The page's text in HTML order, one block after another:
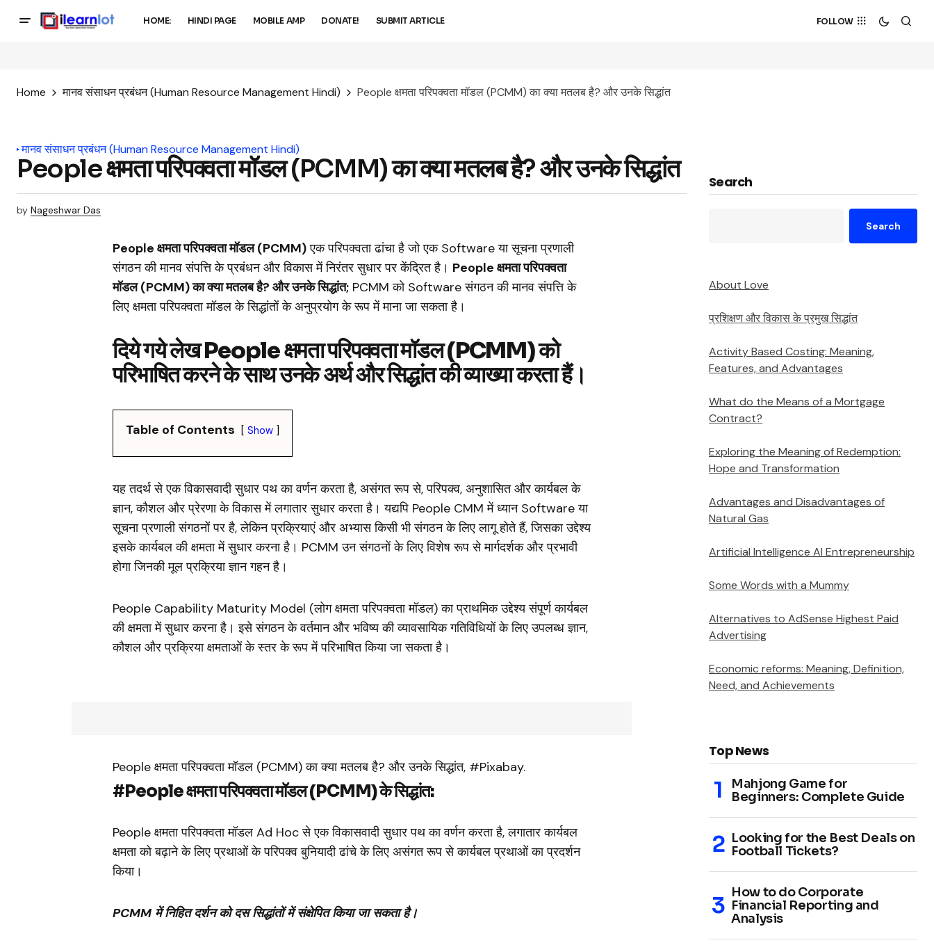
HOME: HINDI PAGE MOBILE AMP DONATE! SUBMIT ARTICLE FOLLOW
Home मानव संसाधन प्रबंधन (Human Resource Management Hindi) People क्षमता परिपक्वता मॉडल (PCMM) का क्या मतलब है? और उनके सिद्धांत
मानव संसाधन प्रबंधन (Human Resource Management Hindi)
People क्षमता परिपक्वता मॉडल (PCMM) का क्या मतलब है? और उनके सिद्धांत
by Nageshwar Das
People क्षमता परिपक्वता मॉडल (PCMM)एक परिपक्वता ढांचा है जो एक Software या सूचना प्रणाली
संगठन की मानव संपत्ति के प्रबंधन और विकास में निरंतर सुधार पर केंद्रित है। People क्षमता परिपक्वता
मॉडल (PCMM) का क्या मतलब है? और उनके सिद्धांत; PCMM को Software संगठन की मानव संपत्ति के
लिए क्षमता परिपक्वता मॉडल के सिद्धांतों के अनुप्रयोग के रूप में माना जा सकता है।
दिये गये लेख People क्षमता परिपक्वता मॉडल (PCMM) को
परिभाषित करने के साथ उनके अर्थ और सिद्धांत की व्याख्या करता हैं।
Table of Contents Show
यह तदर्थ से एक विकासवादी सुधार पथ का वर्णन करता है, असंगत रूप से, परिपक्व, अनुशासित और कार्यबल के
ज्ञान, कौशल और प्रेरणा के विकास में लगातार सुधार करता है। यद्यपि People CMM में ध्यान Software या
सूचना प्रणाली संगठनों पर है, लेकिन प्रक्रियाएं और अभ्यास किसी भी संगठन के लिए लागू होते हैं, जिसका उद्देश्य
इसके कार्यबल की क्षमता में सुधार करना है। PCMM उन संगठनों के लिए विशेष रूप से मार्गदर्शक और प्रभावी
होगा जिनकी मूल प्रक्रिया ज्ञान गहन है।
People Capability Maturity Model (लोग क्षमता परिपक्वता मॉडल) का प्राथमिक उद्देश्य संपूर्ण कार्यबल
की क्षमता में सुधार करना है। इसे संगठन के वर्तमान और भविष्य की व्यावसायिक गतिविधियों के लिए उपलब्ध ज्ञान,
कौशल और प्रक्रिया क्षमताओं के स्तर के रूप में परिभाषित किया जा सकता है।
People क्षमता परिपक्वता मॉडल (PCMM) का क्या मतलब है? और उनके सिद्धांत, #Pixabay.
#People क्षमता परिपक्वता मॉडल (PCMM) के सिद्धांत:
People क्षमता परिपक्वता मॉडल Ad Hoc से एक विकासवादी सुधार पथ का वर्णन करता है, लगातार कार्यबल
क्षमता को बढ़ाने के लिए प्रथाओं के परिपक्व बुनियादी ढांचे के लिए असंगत रूप से कार्यबल प्रथाओं का प्रदर्शन
किया।
PCMM में निहित दर्शन को दस सिद्धांतों में संक्षेपित किया जा सकता है।
Search
Search
About Love
प्रशिक्षण और विकास के प्रमुख सिद्धांत
Activity Based Costing: Meaning,
Features, and Advantages
What do the Means of a Mortgage
Contract?
Exploring the Meaning of Redemption:
Hope and Transformation
Advantages and Disadvantages of
Natural Gas
Artificial Intelligence AI Entrepreneurship
Some Words with a Mummy
Alternatives to AdSense Highest Paid
Advertising
Economic reforms: Meaning, Definition,
Need, and Achievements
Top News
Mahjong Game for
Beginners: Complete Guide
Looking for the Best Deals on
Football Tickets?
How to do Corporate
Financial Reporting and
Analysis